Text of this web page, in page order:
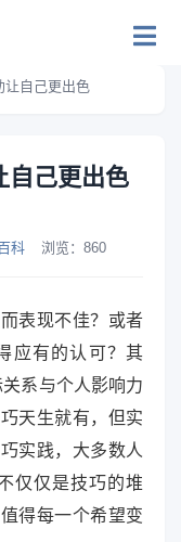
让自己更出色
自己更出色
科 浏览： 860
表现不佳？或者
应有的认可？其
系与个人影响力
天生就有，但实
实践，大多数人
仅仅是技巧的堆
得每一个希望变